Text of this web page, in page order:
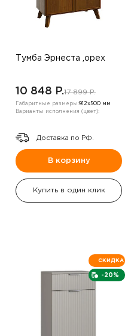
Тумба Эрнеста ,орех
10 848 P.17 899 P.
Габаритные размеры:912х500 мм
Варианты исполнения (цвет):
Доставка по РФ.
В корзину
Купить в один клик
-20%
СКИДКА